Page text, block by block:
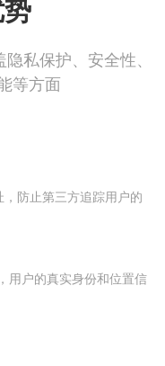
私保护、安全性、
等方面
防止第三方追踪用户的
用户的真实身份和位置信